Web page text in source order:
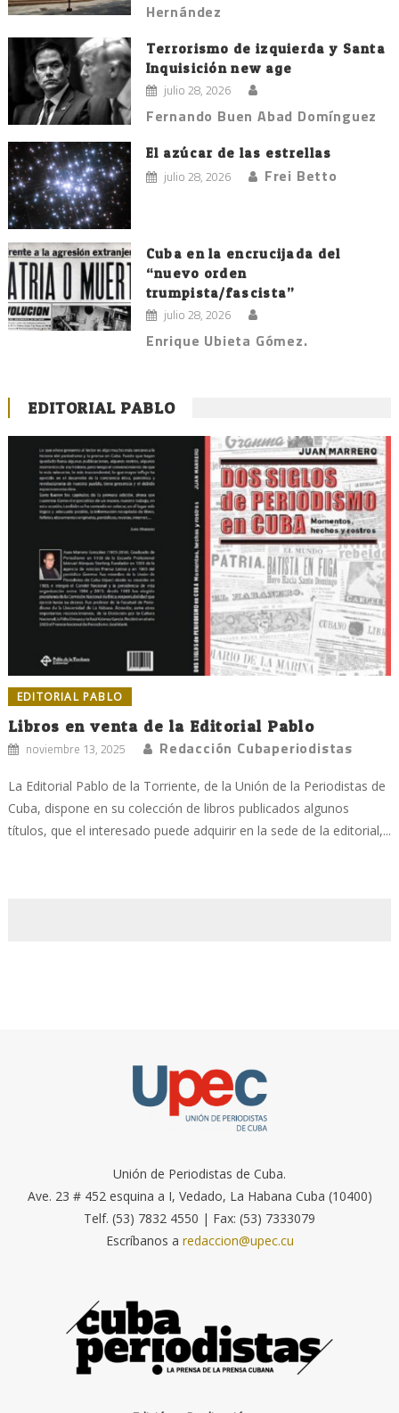
Hernández
Terrorismo de izquierda y Santa
Inquisición new age
julio 28, 2026
Fernando Buen Abad Domínguez
El azúcar de las estrellas
julio 28, 2026 Frei Betto
Cuba en la encrucijada del
“nuevo orden
trumpista/fascista”
julio 28, 2026
Enrique Ubieta Gómez.
EDITORIAL PABLO
EDITORIAL PABLO
Libros en venta de la Editorial Pablo
noviembre 13, 2025 Redacción Cubaperiodistas
La Editorial Pablo de la Torriente, de la Unión de la Periodistas de
Cuba, dispone en su colección de libros publicados algunos
títulos, que el interesado puede adquirir en la sede de la editorial,...
Unión de Periodistas de Cuba.
Ave. 23 # 452 esquina a I, Vedado, La Habana Cuba (10400)
Telf. (53) 7832 4550 | Fax: (53) 7333079
Escríbanos a redaccion@upec.cu